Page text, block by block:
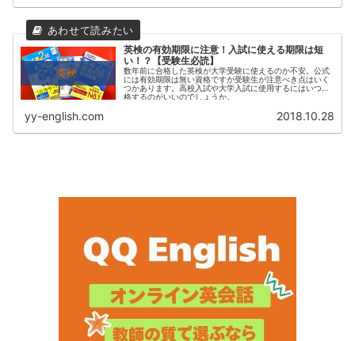
英検の有効期限に注意！入試に使える期限は短
い！？【受験生必読】
数年前に合格した英検が大学受験に使えるのか不安。公式
には有効期限は無い資格ですが受験生が注意べき点はいく
つかあります。高校入試や大学入試に使用するにはいつ合
格するのがいいのでしょうか。
yy-english.com 2018.10.28